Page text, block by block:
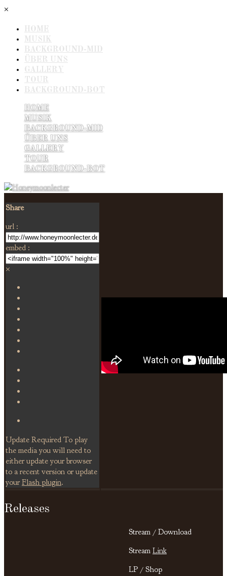
×
HOME
MUSIK
BACKGROUND-MID
ÜBER UNS
GALLERY
TOUR
BACKGROUND-BOT
HOME
MUSIK
BACKGROUND-MID
ÜBER UNS
GALLERY
TOUR
BACKGROUND-BOT
Share
url :
embed :
×
Update Required To play
the media you will need to
either update your browser
to a recent version or update
yourFlash plugin.
Releases
Stream / Download
Stream Link
LP / Shop